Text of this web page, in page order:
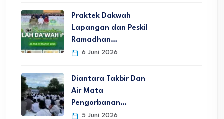
Praktek Dakwah
Lapangan dan Peskil
Ramadhan…
6 Juni 2026
Diantara Takbir Dan
Air Mata
Pengorbanan…
5 Juni 2026